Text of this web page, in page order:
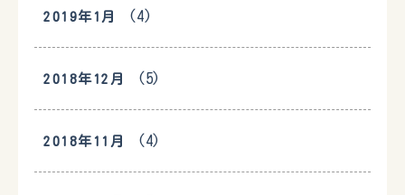
2019年1月 (4)
2018年12月 (5)
2018年11月 (4)